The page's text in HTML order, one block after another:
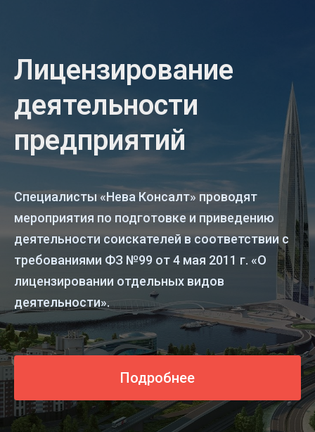
Лицензирование
деятельности
предприятий
Специалисты «Нева Консалт» проводят
мероприятия по подготовке и приведению
деятельности соискателей в соответствии с
требованиями ФЗ №99 от 4 мая 2011 г. «О
лицензировании отдельных видов
деятельности».
Подробнее